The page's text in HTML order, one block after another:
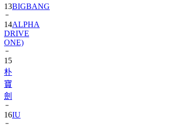
14ALPHA
DRIVE
ONE)
15
朴
寶
劍
16
17NewJeans